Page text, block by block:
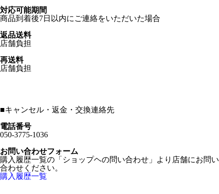
対応可能期間
商品到着後7日以内にご連絡をいただいた場合
返品送料
店舗負担
再送料
店舗負担
■キャンセル・返金・交換連絡先
電話番号
050-3775-1036
お問い合わせフォーム
購入履歴一覧の「ショップヘの問い合わせ」より店舗にお問い
合わせください。
購入履歴一覧